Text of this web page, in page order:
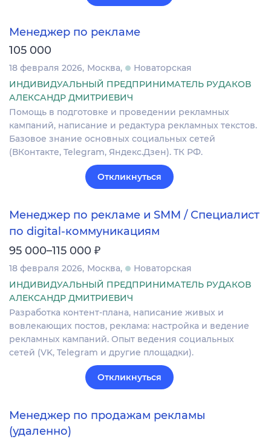
Менеджер по рекламе
105 000
18 февраля 2026 Москва
Новаторская
ИНДИВИДУАЛЬНЫЙ ПРЕДПРИНИМАТЕЛЬ РУДАКОВ
АЛЕКСАНДР ДМИТРИЕВИЧ
Помощь в подготовке и проведении рекламных
кампаний, написание и редактура рекламных текстов.
Базовое знание основных социальных сетей
(ВКонтакте, Telegram, Яндекс.Дзен). ТК РФ.
Откликнуться
Менеджер по рекламе и SMM / Специалист
по digital-коммуникациям
95 000–115 000 ₽
18 февраля 2026 Москва
Новаторская
ИНДИВИДУАЛЬНЫЙ ПРЕДПРИНИМАТЕЛЬ РУДАКОВ
АЛЕКСАНДР ДМИТРИЕВИЧ
Разработка контент-плана, написание живых и
вовлекающих постов, реклама: настройка и ведение
рекламных кампаний. Опыт ведения социальных
сетей (VK, Telegram и другие площадки).
Откликнуться
Менеджер по продажам рекламы
(удаленно)